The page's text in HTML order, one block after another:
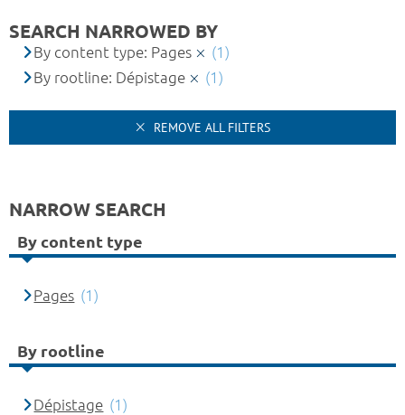
SEARCH NARROWED BY
By content type: Pages
(1)
By rootline: Dépistage
(1)
REMOVE ALL FILTERS
NARROW SEARCH
By content type
Pages (1)
By rootline
Dépistage (1)